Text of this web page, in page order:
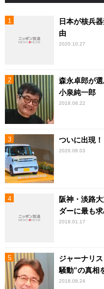
日本が核兵
由
2020.10.27
森永卓郎が
小泉純一郎
2018.08.22
ついに出現
2026.08.03
阪神・淡路
ダーに最も
2018.01.17
ジャーナリ
騒動”の真相
2018.08.24